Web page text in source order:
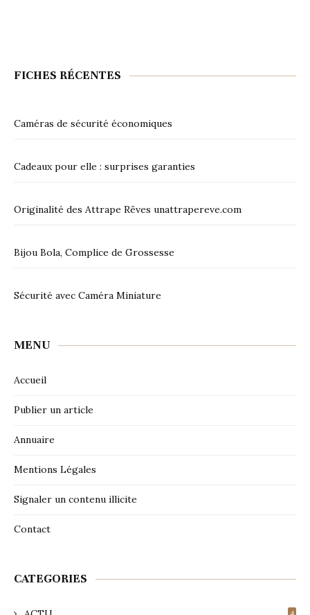
FICHES RÉCENTES
Caméras de sécurité économiques
Cadeaux pour elle : surprises garanties
Originalité des Attrape Rêves unattrapereve.com
Bijou Bola, Complice de Grossesse
Sécurité avec Caméra Miniature
MENU
Accueil
Publier un article
Annuaire
Mentions Légales
Signaler un contenu illicite
Contact
CATEGORIES